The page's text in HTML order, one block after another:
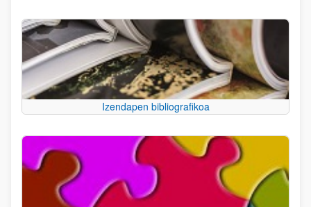
Izendapen bibliografikoa